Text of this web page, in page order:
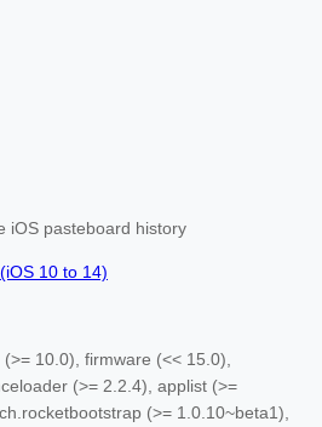
iOS pasteboard history
10 to 14)
10.0), firmware (<< 15.0),
(>= 2.2.4), applist (>=
(>= 1.0.10~beta1),